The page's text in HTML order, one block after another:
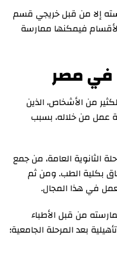
إلا من قبل خريجي قسم
فيمكنها ممارسة
في مصر
من الأشخاص، الذين
عمل من خلاله، بسبب
الثانوية العامة، من جمع
بكلية الطب. ومن ثم
في هذا المجال.
من قبل الأطباء
بعد المرحلة الجامعية؛